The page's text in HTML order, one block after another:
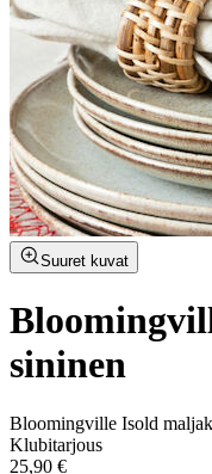
Suuret kuvat
sininen
Bloomingville Isold
Klubitarjous
25,90 €